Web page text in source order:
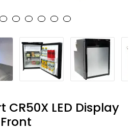
LED Display